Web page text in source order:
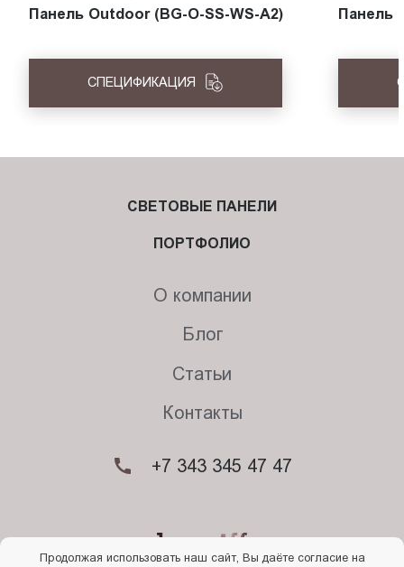
Панель Outdoor (BG-O-SS-WS-A2)
СПЕЦИФИКАЦИЯ
Панель
СВЕТОВЫЕ ПАНЕЛИ
ПОРТФОЛИО
О компании
Блог
Статьи
Контакты
+7 343 345 47 47
Продолжая использовать наш сайт, Вы даёте согласие на